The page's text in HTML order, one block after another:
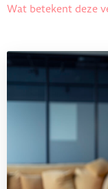
Wat betekent deze